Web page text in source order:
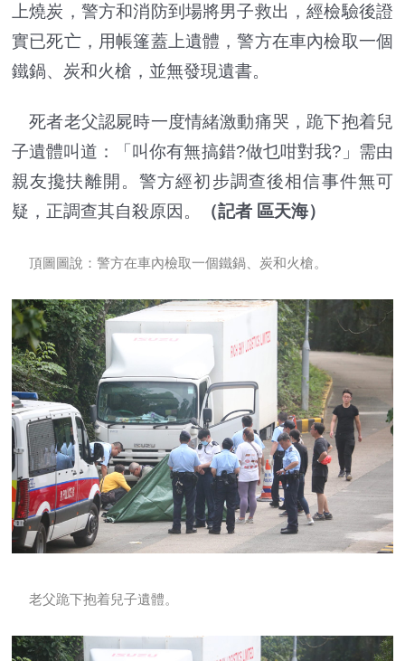
上燒炭，警方和消防到場將男子救出，經檢驗後證
實已死亡，用帳篷蓋上遺體，警方在車內檢取一個
鐵鍋、炭和火槍，並無發現遺書。
死者老父認屍時一度情緒激動痛哭，跪下抱着兒
子遺體叫道：「叫你有無搞錯?做乜咁對我?」需由
親友攙扶離開。警方經初步調查後相信事件無可
疑，正調查其自殺原因。
（記者 區天海）
頂圖圖說：警方在車內檢取一個鐵鍋、炭和火槍。
老父跪下抱着兒子遺體。